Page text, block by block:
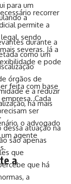
recorrer
permite a
sendo
severas. Já a
e pode
feita com base
Cada
ser
o advogado
agente
a
para um
a
durante a
como um
órgãos de
e a reduzir
há mais
atuação na
são apenas
que
que há
a